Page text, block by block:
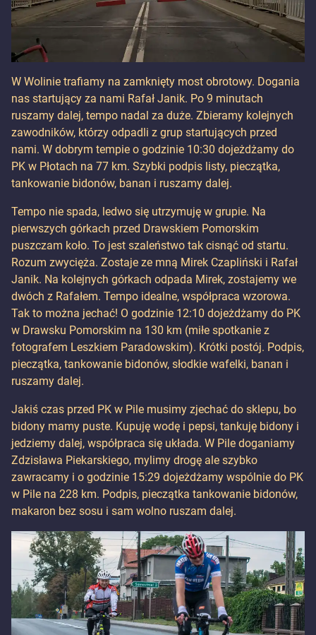
W Wolinie trafiamy na zamknięty most obrotowy. Dogania
nas startujący za nami Rafał Janik. Po 9 minutach
ruszamy dalej, tempo nadal za duże. Zbieramy kolejnych
zawodników, którzy odpadli z grup startujących przed
nami. W dobrym tempie o godzinie 10:30 dojeżdżamy do
PK w Płotach na 77 km. Szybki podpis listy, pieczątka,
tankowanie bidonów, banan i ruszamy dalej.
Tempo nie spada, ledwo się utrzymuję w grupie. Na
pierwszych górkach przed Drawskiem Pomorskim
puszczam koło. To jest szaleństwo tak cisnąć od startu.
Rozum zwycięża. Zostaje ze mną Mirek Czapliński i Rafał
Janik. Na kolejnych górkach odpada Mirek, zostajemy we
dwóch z Rafałem. Tempo idealne, współpraca wzorowa.
Tak to można jechać! O godzinie 12:10 dojeżdżamy do PK
w Drawsku Pomorskim na 130 km (miłe spotkanie z
fotografem Leszkiem Paradowskim). Krótki postój. Podpis,
pieczątka, tankowanie bidonów, słodkie wafelki, banan i
ruszamy dalej.
Jakiś czas przed PK w Pile musimy zjechać do sklepu, bo
bidony mamy puste. Kupuję wodę i pepsi, tankuję bidony i
jedziemy dalej, współpraca się układa. W Pile doganiamy
Zdzisława Piekarskiego, mylimy drogę ale szybko
zawracamy i o godzinie 15:29 dojeżdżamy wspólnie do PK
w Pile na 228 km. Podpis, pieczątka tankowanie bidonów,
makaron bez sosu i sam wolno ruszam dalej.